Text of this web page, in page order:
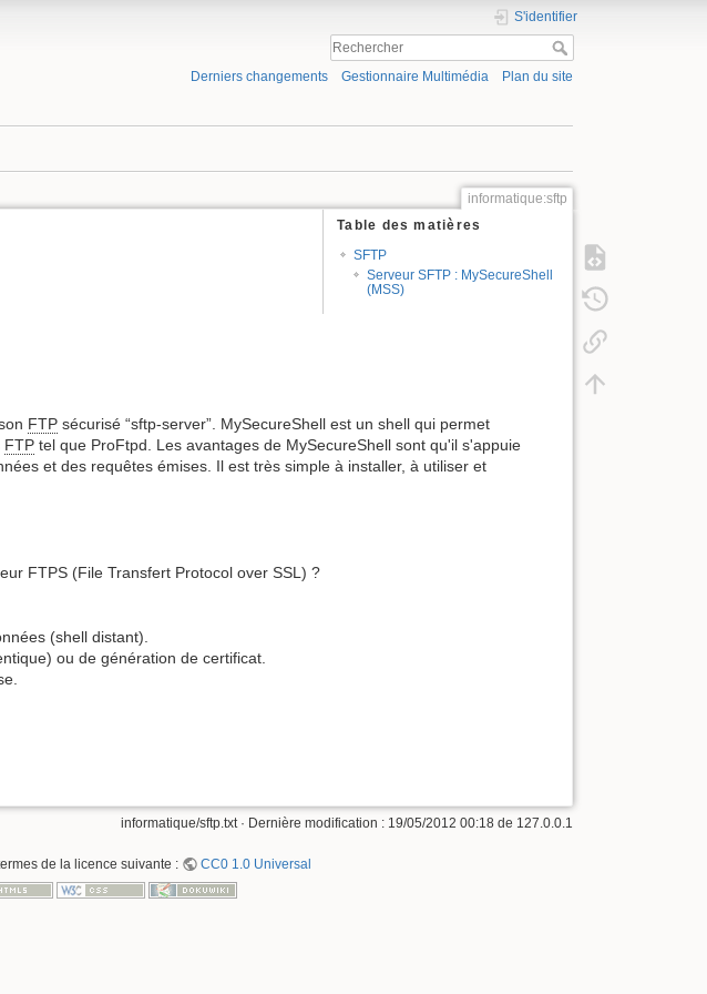
S'identifier
Derniers changements Gestionnaire Multimédia Plan du site
informatique:sftp
Table des matières
SFTP
Serveur SFTP : MySecureShell
(MSS)
FTP sécurisé “sftp-server”. MySecureShell est un shell qui permet
FTP tel que ProFtpd. Les avantages de MySecureShell sont qu'il s'appuie
et des requêtes émises. Il est très simple à installer, à utiliser et
FTPS (File Transfert Protocol over SSL) ?
(shell distant).
ou de génération de certificat.
informatique/sftp.txt· Dernière modification : 19/05/2012 00:18 de 127.0.0.1
de la licence suivante : CC0 1.0 Universal